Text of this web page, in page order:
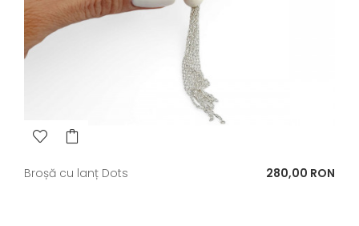
Broșă cu lanț Dots Pret
280,00 RON